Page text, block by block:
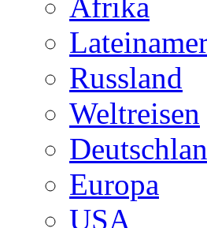
Afrika
Russland
Weltreisen
Europa
USA